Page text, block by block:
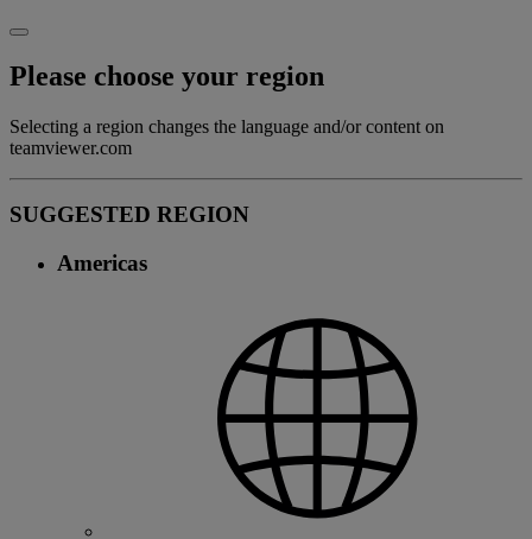
Please choose your region
Selecting a region changes the language and/or content on
teamviewer.com
SUGGESTED REGION
Americas